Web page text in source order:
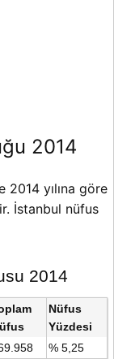
2014
2014 yılına göre
İstanbul nüfus
2014
Nüfus
Yüzdesi
% 5,25